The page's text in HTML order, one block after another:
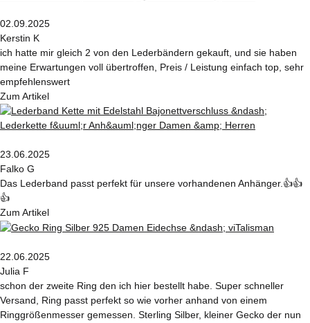
02.09.2025
Kerstin K
ich hatte mir gleich 2 von den Lederbändern gekauft, und sie haben
meine Erwartungen voll übertroffen, Preis / Leistung einfach top, sehr
empfehlenswert
Zum Artikel
23.06.2025
Falko G
Das Lederband passt perfekt für unsere vorhandenen Anhänger.👍👍
👍
Zum Artikel
22.06.2025
Julia F
schon der zweite Ring den ich hier bestellt habe. Super schneller
Versand, Ring passt perfekt so wie vorher anhand von einem
Ringgrößenmesser gemessen. Sterling Silber, kleiner Gecko der nun